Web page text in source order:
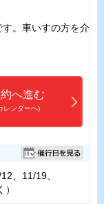
。車いすの方を介
へ進む
レンダーへ)
、11/19、